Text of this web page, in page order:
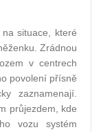
situace, které
Zrádnou
v centrech
povolení přísně
zaznamenají.
průjezdem, kde
vozu systém